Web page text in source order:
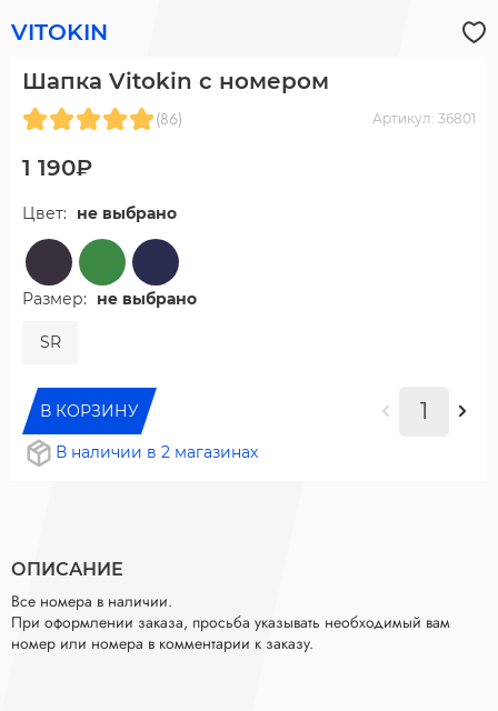
VITOKIN
Шапка Vitokin с номером
(86) Артикул: 36801
1 190₽
Цвет: не выбрано
Размер: не выбрано
SR
В КОРЗИНУ
В наличии в 2 магазинах
ОПИСАНИЕ
Все номера в наличии.
При оформлении заказа, просьба указывать необходимый вам
номер или номера в комментарии к заказу.